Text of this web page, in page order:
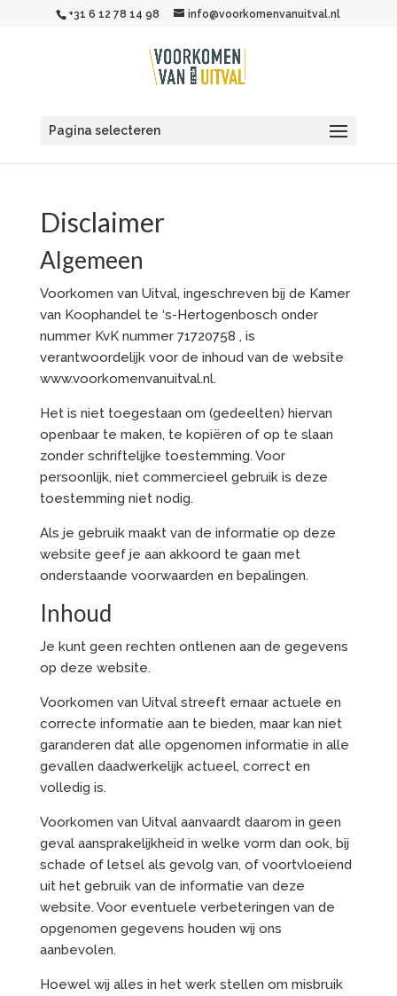
+31 6 12 78 14 98 info@voorkomenvanuitval.nl
Pagina selecteren
Disclaimer
Algemeen
Voorkomen van Uitval, ingeschreven bij de Kamer
van Koophandel te ‘s-Hertogenbosch onder
nummer KvK nummer 71720758 , is
verantwoordelijk voor de inhoud van de website
www.voorkomenvanuitval.nl.
Het is niet toegestaan om (gedeelten) hiervan
openbaar te maken, te kopiëren of op te slaan
zonder schriftelijke toestemming. Voor
persoonlijk, niet commercieel gebruik is deze
toestemming niet nodig.
Als je gebruik maakt van de informatie op deze
website geef je aan akkoord te gaan met
onderstaande voorwaarden en bepalingen.
Inhoud
Je kunt geen rechten ontlenen aan de gegevens
op deze website.
Voorkomen van Uitval streeft ernaar actuele en
correcte informatie aan te bieden, maar kan niet
garanderen dat alle opgenomen informatie in alle
gevallen daadwerkelijk actueel, correct en
volledig is.
Voorkomen van Uitval aanvaardt daarom in geen
geval aansprakelijkheid in welke vorm dan ook, bij
schade of letsel als gevolg van, of voortvloeiend
uit het gebruik van de informatie van deze
website. Voor eventuele verbeteringen van de
opgenomen gegevens houden wij ons
aanbevolen.
Hoewel wij alles in het werk stellen om misbruik